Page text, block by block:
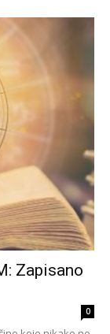
Zapisano
0